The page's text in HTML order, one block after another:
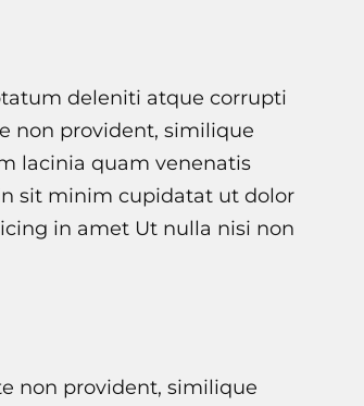
deleniti atque corrupti
non provident, similique
lacinia quam venenatis
sit minim cupidatat ut dolor
in amet Ut nulla nisi non
non provident, similique